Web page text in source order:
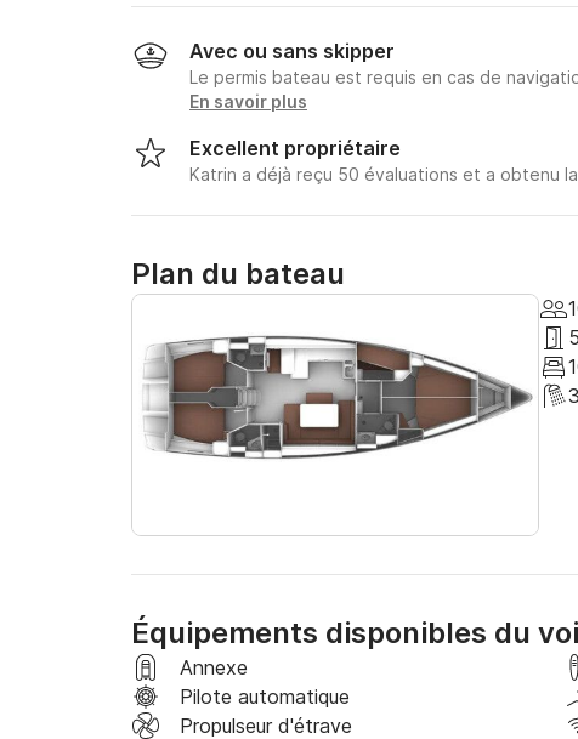
Avec ou sans skipper
Le permis bateau est requis en cas de
En savoir plus
Excellent propriétaire
Katrin a déjà reçu 50 évaluations et a obtenu
Plan du bateau
Équipements disponibles du
Annexe
Pilote automatique
Propulseur d'étrave